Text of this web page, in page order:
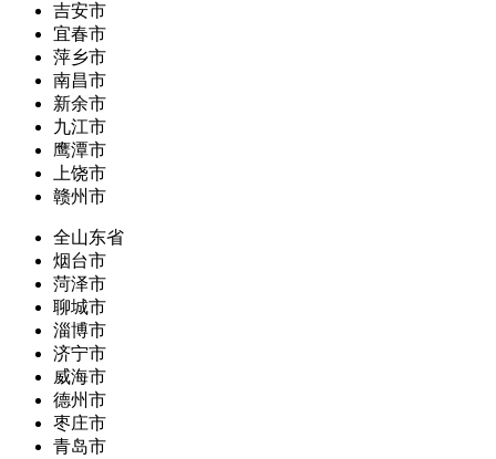
吉安市
宜春市
萍乡市
南昌市
新余市
九江市
鹰潭市
上饶市
赣州市
全山东省
烟台市
菏泽市
聊城市
淄博市
济宁市
威海市
德州市
枣庄市
青岛市